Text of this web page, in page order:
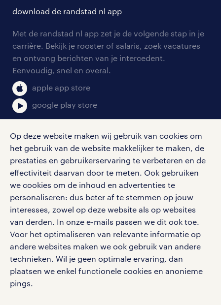
Op deze website maken wij gebruik van cookies om
het gebruik van de website makkelijker te maken, de
prestaties en gebruikerservaring te verbeteren en de
effectiviteit daarvan door te meten. Ook gebruiken
we cookies om de inhoud en advertenties te
personaliseren: dus beter af te stemmen op jouw
interesses, zowel op deze website als op websites
van derden. In onze e-mails passen we dit ook toe.
Voor het optimaliseren van relevante informatie op
andere websites maken we ook gebruik van andere
technieken. Wil je geen optimale ervaring, dan
plaatsen we enkel functionele cookies en anonieme
pings.
tarieven
personeel gezocht
aanmelden nieuwsbrief
solliciteren
blogs en artikelen
salarischecker
bruto-netto calculator
onze vestigingen
pers
klachten en misstanden
download de randstad nl app
Met de randstad nl app zet je de volgende stap in je
carrière. Bekijk je rooster of salaris, zoek vacatures
en ontvang berichten van je intercedent.
Eenvoudig, snel en overal.
apple app store
google play store
social media
Volg ons voor de leukste content omtrent
vacatures, solliciteren en inspiratie.
werken bij randstad
gebruikersvoorwaarden
privacystatement
cookies